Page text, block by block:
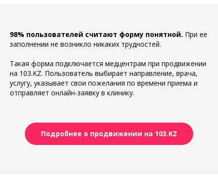
98% пользователей считают форму понятной. При ее
заполнении не возникло никаких трудностей.
Такая форма подключается медцентрам при продвижении
на 103.KZ. Пользователь выбирает направление, врача,
услугу, указывает свои пожелания по времени приема и
отправляет онлайн-заявку в клинику.
Подробнее о продвижении на 103.KZ